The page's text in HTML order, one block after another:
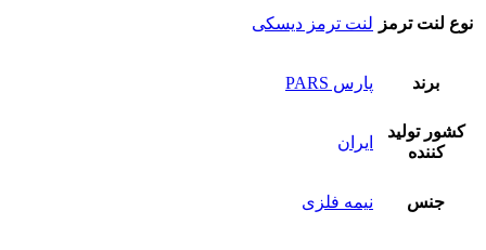
نوع لنت ترمز لنت ترمز دیسکی
برند پارس PARS
کشور تولید
کننده
ایران
جنس نیمه فلزی